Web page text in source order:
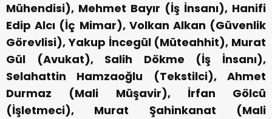
Mühendisi), Mehmet Bayır (İş İnsanı), Hanifi
Edip Alcı (İç Mimar), Volkan Alkan (Güvenlik
Görevlisi), Yakup İncegül (Müteahhit), Murat
Gül (Avukat), Salih Dökme (İş İnsanı),
Selahattin Hamzaoğlu (Tekstilci), Ahmet
Durmaz (Mali Müşavir), İrfan Gölcü
(İşletmeci), Murat Şahinkanat (Mali